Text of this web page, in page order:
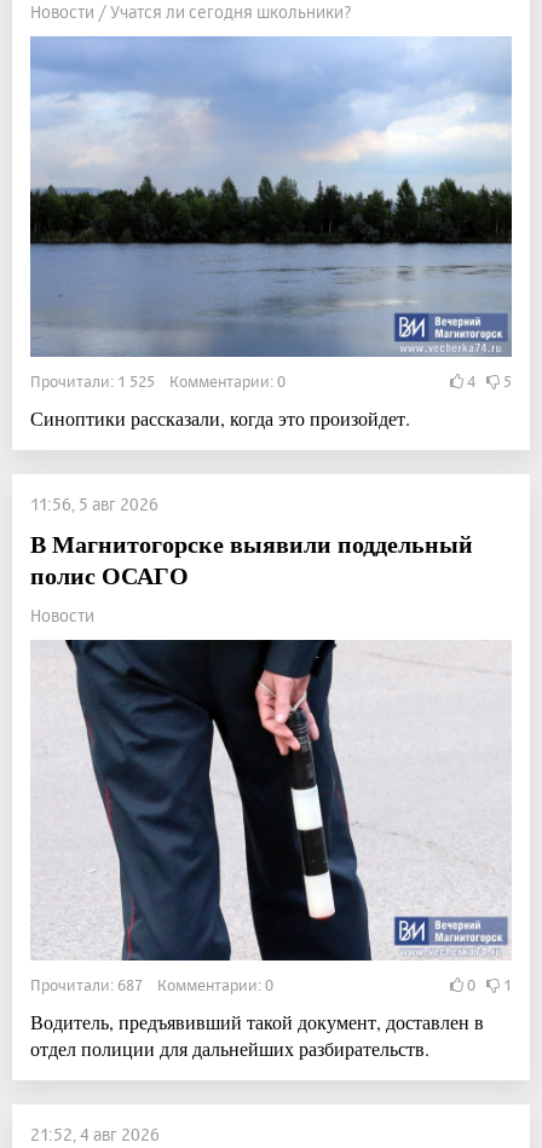
Новости / Учатся ли сегодня школьники?
Прочитали: 1 525 Комментарии: 0 4 5
Синоптики рассказали, когда это произойдет.
11:56, 5 авг 2026
В Магнитогорске выявили поддельный
полис ОСАГО
Новости
Прочитали: 687 Комментарии: 0 0 1
Водитель, предъявивший такой документ, доставлен в
отдел полиции для дальнейших разбирательств.
21:52, 4 авг 2026